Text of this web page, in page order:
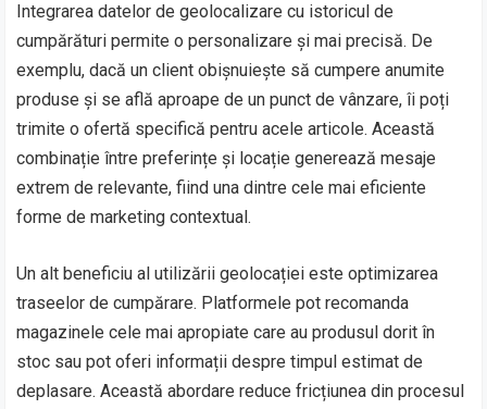
Integrarea datelor de geolocalizare cu istoricul de
cumpărături permite o personalizare și mai precisă. De
exemplu, dacă un client obișnuiește să cumpere anumite
produse și se află aproape de un punct de vânzare, îi poți
trimite o ofertă specifică pentru acele articole. Această
combinație între preferințe și locație generează mesaje
extrem de relevante, fiind una dintre cele mai eficiente
forme de marketing contextual.
Un alt beneficiu al utilizării geolocației este optimizarea
traseelor de cumpărare. Platformele pot recomanda
magazinele cele mai apropiate care au produsul dorit în
stoc sau pot oferi informații despre timpul estimat de
deplasare. Această abordare reduce fricțiunea din procesul